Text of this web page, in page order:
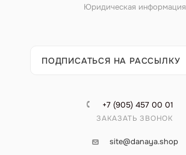
Юридическая информация
ПОДПИСАТЬСЯ НА РАССЫЛКУ
+7 (905) 457 00 01
ЗАКАЗАТЬ ЗВОНОК
site@danaya.shop